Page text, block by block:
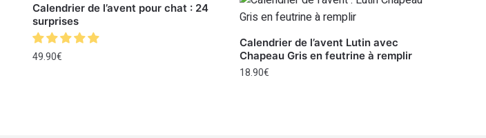
Calendrier de l’avent pour chat : 24
surprises
49.90€
Calendrier de l’avent Lutin avec
Chapeau Gris en feutrine à remplir
18.90€